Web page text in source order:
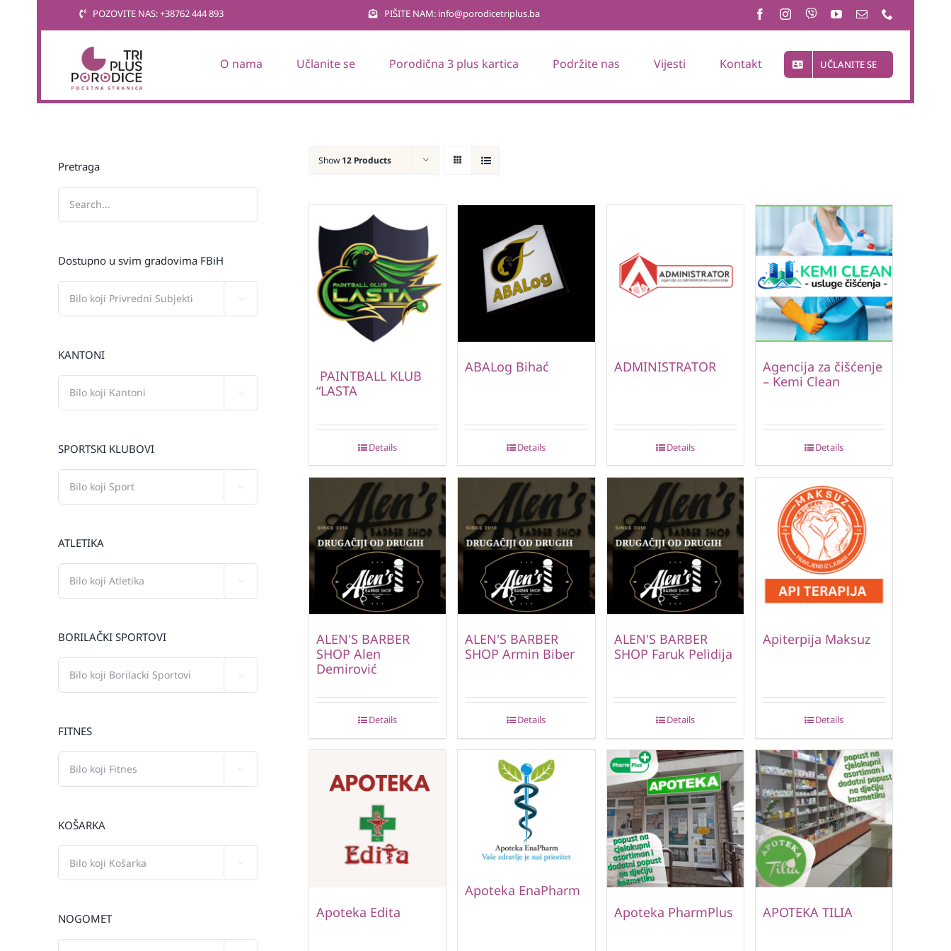
POZOVITE NAS: +38762 444 893 PIŠITE NAM: info@porodicetriplus.ba
O nama Učlanite se Porodična 3 plus kartica Podržite nas Vijesti Kontakt UČLANITE SE
Show 12 Products
PAINTBALL KLUB
“LASTA
Details
ABALog Bihać
Details
ADMINISTRATOR
Details
Agencija za čišćenje
– Kemi Clean
Details
ALEN'S BARBER
SHOP Alen
Demirović
Details
ALEN'S BARBER
SHOP Armin Biber
Details
ALEN'S BARBER
SHOP Faruk Pelidija
Details
Apiterpija Maksuz
Details
Apoteka Edita
Apoteka EnaPharm
Apoteka PharmPlus APOTEKA TILIA
Pretraga
Dostupno u svim gradovima FBiH
KANTONI
SPORTSKI KLUBOVI
ATLETIKA
BORILAČKI SPORTOVI
FITNES
KOŠARKA
NOGOMET